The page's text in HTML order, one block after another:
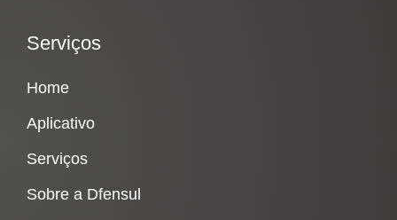
Serviços
Home
Aplicativo
Serviços
Sobre a Dfensul